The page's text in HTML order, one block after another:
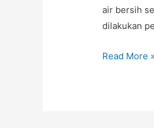
air bersih
dilakukan
Read More »